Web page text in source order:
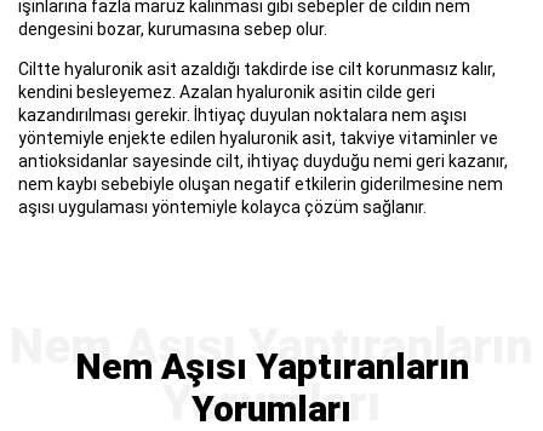
ışınlarına fazla maruz kalınması gibi sebepler de cildin nem
dengesini bozar, kurumasına sebep olur.
Ciltte hyaluronik asit azaldığı takdirde ise cilt korunmasız kalır,
kendini besleyemez. Azalan hyaluronik asitin cilde geri
kazandırılması gerekir. İhtiyaç duyulan noktalara nem aşısı
yöntemiyle enjekte edilen hyaluronik asit, takviye vitaminler ve
antioksidanlar sayesinde cilt, ihtiyaç duyduğu nemi geri kazanır,
nem kaybı sebebiyle oluşan negatif etkilerin giderilmesine nem
aşısı uygulaması yöntemiyle kolayca çözüm sağlanır.
Nem Aşısı Yaptıranların
Yorumları